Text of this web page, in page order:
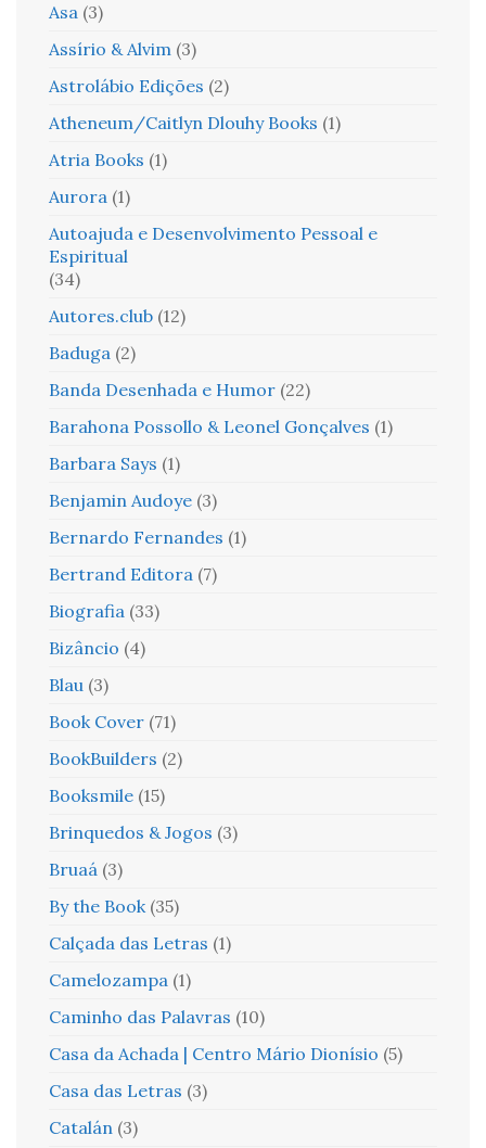
Asa (3)
Assírio & Alvim (3)
Astrolábio Edições (2)
Atheneum/Caitlyn Dlouhy Books (1)
Atria Books (1)
Aurora (1)
Autoajuda e Desenvolvimento Pessoal e
Espiritual
(34)
Autores.club (12)
Baduga (2)
Banda Desenhada e Humor (22)
Barahona Possollo & Leonel Gonçalves (1)
Barbara Says (1)
Benjamin Audoye (3)
Bernardo Fernandes (1)
Bertrand Editora (7)
Biografia (33)
Bizâncio (4)
Blau (3)
Book Cover (71)
BookBuilders (2)
Booksmile (15)
Brinquedos & Jogos (3)
Bruaá (3)
By the Book (35)
Calçada das Letras (1)
Camelozampa (1)
Caminho das Palavras (10)
Casa da Achada | Centro Mário Dionísio (5)
Casa das Letras (3)
Catalán (3)